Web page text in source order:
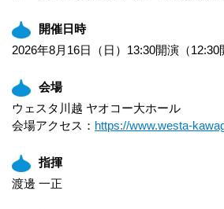
開催日時
2026年8月16日（日）13:30開演（12:30
会場
ウェスタ川越 ヤオコー大ホール
会場アクセス： https://www.westa-
指揮
渡邊 一正